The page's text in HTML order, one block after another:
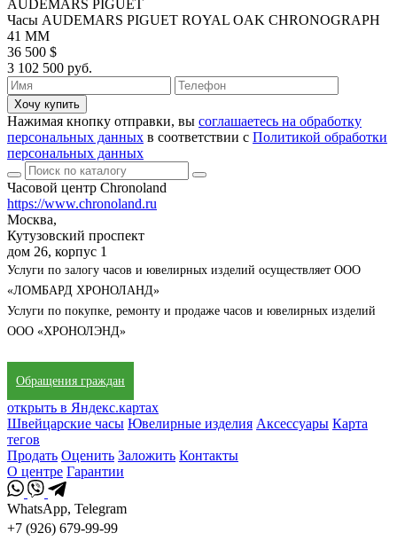
AUDEMARS PIGUET
Часы AUDEMARS PIGUET ROYAL OAK CHRONOGRAPH
41 MM
36 500 $
3 102 500 руб.
Хочу купить
Нажимая кнопку отправки, вы соглашаетесь на обработку
персональных данных в соответствии с Политикой обработки
персональных данных
Часовой центр Chronoland
https://www.chronoland.ru
Москва,
Кутузовский проспект
дом 26, корпус 1
Услуги по залогу часов и ювелирных изделий осуществляет ООО
«ЛОМБАРД ХРОНОЛАНД»
Услуги по покупке, ремонту и продаже часов и ювелирных изделий
ООО «ХРОНОЛЭНД»
Обращения граждан
открыть в Яндекс.картах
Швейцарские часы Ювелирные изделия Аксессуары Карта
тегов
Продать Оценить Заложить Контакты
О центре Гарантии
WhatsApp, Telegram
+7 (926) 679-99-99